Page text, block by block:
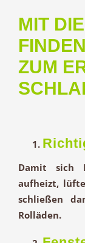
MIT
ZUM
Damit sich
aufheizt,
schließen
Rolläden.